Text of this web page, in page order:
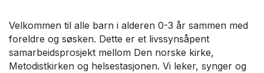
Velkommen til alle barn i alderen 0-3 år sammen med
foreldre og søsken. Dette er et livssynsåpent
samarbeidsprosjekt mellom Den norske kirke,
Metodistkirken og helsestasjonen. Vi leker, synger og